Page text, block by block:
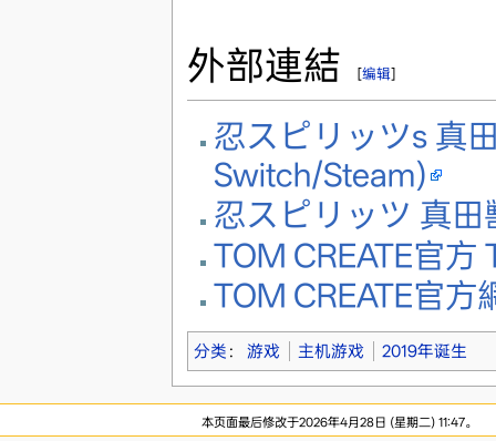
外部連結 [编辑]
忍スピリッツs 真
Switch/Steam)
忍スピリッツ 真田
TOM CREATE官方
TOM CREATE官方
分类 ： 游戏 主机游戏 2019年诞生
本页面最后修改于2026年4月28日 (星期二) 11:47。